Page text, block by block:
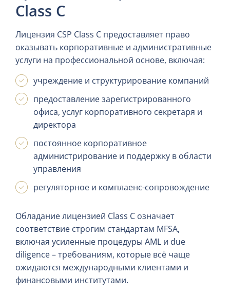
Class C
Лицензия CSP Class C предоставляет право
оказывать корпоративные и административные
услуги на профессиональной основе, включая:
учреждение и структурирование компаний
предоставление зарегистрированного
офиса, услуг корпоративного секретаря и
директора
постоянное корпоративное
администрирование и поддержку в области
управления
регуляторное и комплаенс-сопровождение
Обладание лицензией Class C означает
соответствие строгим стандартам MFSA,
включая усиленные процедуры AML и due
diligence – требованиям, которые всё чаще
ожидаются международными клиентами и
финансовыми институтами.